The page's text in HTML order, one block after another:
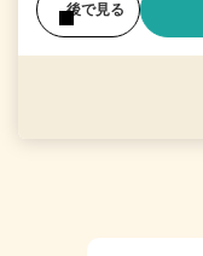
後で見る